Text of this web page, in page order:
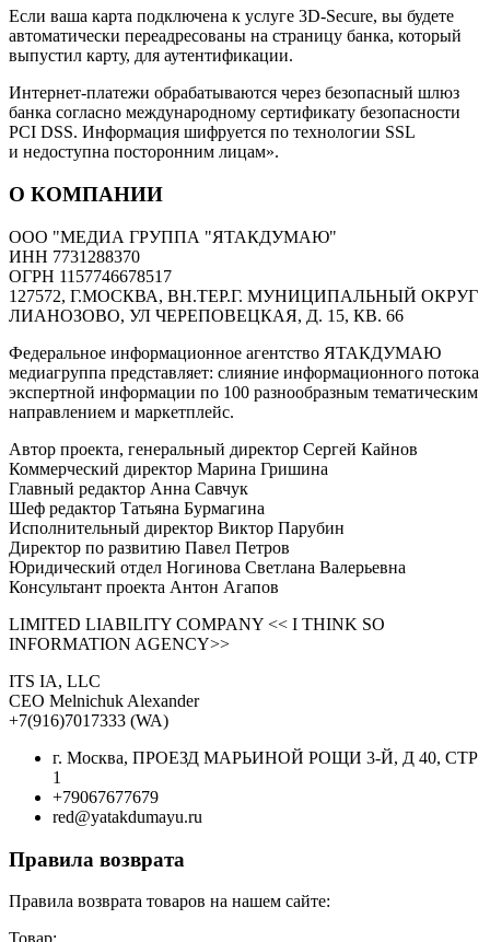
Если ваша карта подключена к услуге 3D-Secure, вы будете
автоматически переадресованы на страницу банка, который
выпустил карту, для аутентификации.
Интернет-платежи обрабатываются через безопасный шлюз
банка согласно международному сертификату безопасности
PCI DSS. Информация шифруется по технологии SSL
и недоступна посторонним лицам».
О КОМПАНИИ
ООО "МЕДИА ГРУППА "ЯТАКДУМАЮ"
ИНН 7731288370
ОГРН 1157746678517
127572, Г.МОСКВА, ВН.ТЕР.Г. МУНИЦИПАЛЬНЫЙ ОКРУГ
ЛИАНОЗОВО, УЛ ЧЕРЕПОВЕЦКАЯ, Д. 15, КВ. 66
Федеральное информационное агентство ЯТАКДУМАЮ
медиагруппа представляет: слияние информационного потока
экспертной информации по 100 разнообразным тематическим
направлением и маркетплейс.
Автор проекта, генеральный директор Сергей Кайнов
Коммерческий директор Марина Гришина
Главный редактор Анна Савчук
Шеф редактор Татьяна Бурмагина
Исполнительный директор Виктор Парубин
Директор по развитию Павел Петров
Юридический отдел Ногинова Светлана Валерьевна
Консультант проекта Антон Агапов
LIMITED LIABILITY COMPANY << I THINK SO
INFORMATION AGENCY>>
ITS IA, LLC
CEO Melnichuk Alexander
+7(916)7017333 (WA)
г. Москва, ПРОЕЗД МАРЬИНОЙ РОЩИ 3-Й, Д 40, СТР
1
+79067677679
red@yatakdumayu.ru
Правила возврата
Правила возврата товаров на нашем сайте: